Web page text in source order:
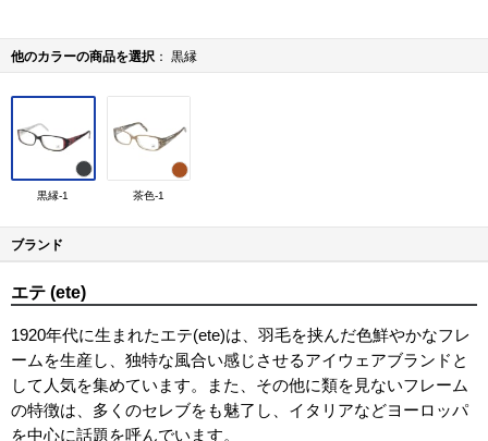
他のカラーの商品を選択 黒縁
黒縁-1 茶色-1
ブランド
エテ (ete)
1920年代に生まれたエテ(ete)は、羽毛を挟んだ色鮮やかなフレ
ームを生産し、独特な風合い感じさせるアイウェアブランドと
して人気を集めています。また、その他に類を見ないフレーム
の特徴は、多くのセレブをも魅了し、イタリアなどヨーロッパ
を中心に話題を呼んでいます。